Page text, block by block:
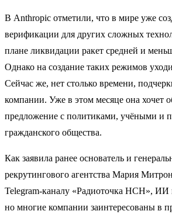
В Anthropic отметили, что в мире уже
верификации для других сложных
плане ликвидации ракет средней и
Однако на создание таких режимов
Сейчас же, нет столько времени,
компании. Уже в этом месяце она хочет
предложение с политиками, учёными и
гражданского общества.
Как заявила ранее основатель и
рекрутингового агентства Мария
Telegram-каналу «Радиоточка НСН», ИИ
но многие компании заинтересованы в